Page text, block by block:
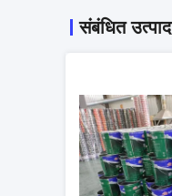
संबंधित उत्पाद